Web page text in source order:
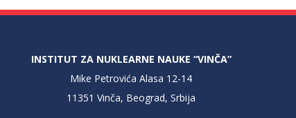
INSTITUT ZA NUKLEARNE NAUKE “VINČA”
Mike Petrovića Alasa 12-14
11351 Vinča, Beograd, Srbija